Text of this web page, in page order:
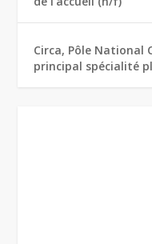
Circa, Pôle National
principal spécialité